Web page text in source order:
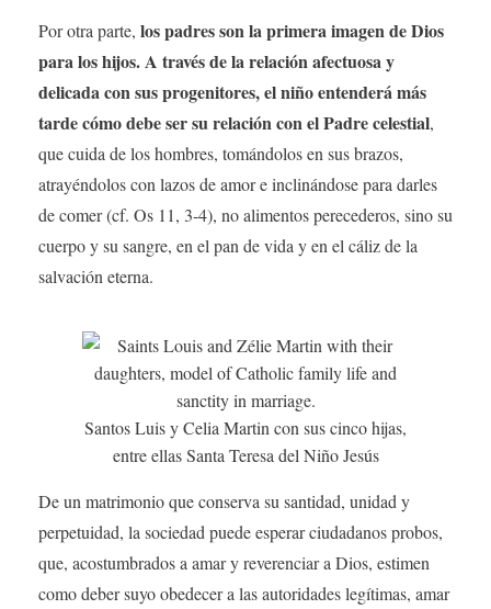
Por otra parte, los padres son la primera imagen de Dios
para los hijos. A través de la relación afectuosa y
delicada con sus progenitores, el niño entenderá más
tarde cómo debe ser su relación con el Padre celestial,
que cuida de los hombres, tomándolos en sus brazos,
atrayéndolos con lazos de amor e inclinándose para darles
de comer (cf. Os 11, 3-4), no alimentos perecederos, sino su
cuerpo y su sangre, en el pan de vida y en el cáliz de la
salvación eterna.
Santos Luis y Celia Martin con sus cinco hijas,
entre ellas Santa Teresa del Niño Jesús
De un matrimonio que conserva su santidad, unidad y
perpetuidad, la sociedad puede esperar ciudadanos probos,
que, acostumbrados a amar y reverenciar a Dios, estimen
como deber suyo obedecer a las autoridades legítimas, amar